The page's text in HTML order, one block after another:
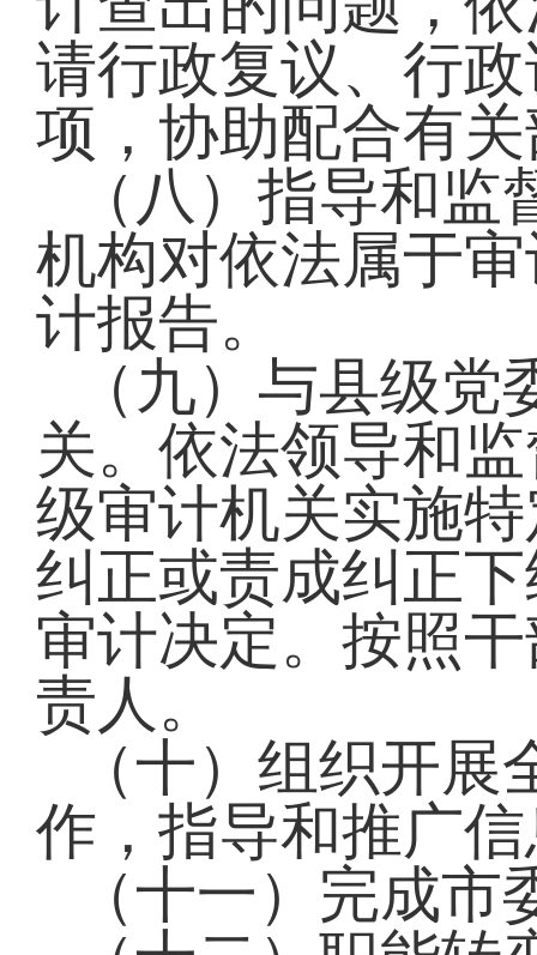
请行政复议、 行
项 ， 协助配合有
（八）指导和
机构对依法属于
计报告。
（九）与县级
关。依法领导和
级审计机关实施
纠正或责成纠正
审计决定。按照
责人。
（十）组织开
作，指导和推广
（十一）完成